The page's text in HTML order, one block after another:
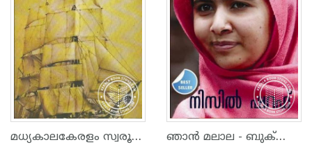
മധ്യകാലകേരളം സ്വരൂപനീതിയുടെ ചരിത്ര പാഠങ്ങള്‍ ഞാ‌ന്‍ മലാല - ബുക്‍ബെറി എഡിഷന്‍ -